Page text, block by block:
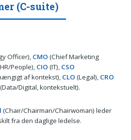
(C-suite)
Officer), CMO (Chief Marketing
People), CIO (IT), CSO
af kontekst), CLO (Legal), CRO
(Data/Digital, kontekstuelt).
(Chair/Chairman/Chairwoman) leder
fra den daglige ledelse.